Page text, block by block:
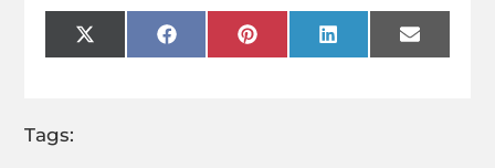
X
(Twitter)
FacebookPinterestLinkedInEmail
Tags: